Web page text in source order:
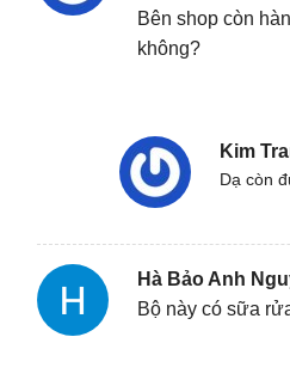
Bên shop còn
không?
Kim
Dạ còn
Hà Bảo Anh
Bộ này có sữa